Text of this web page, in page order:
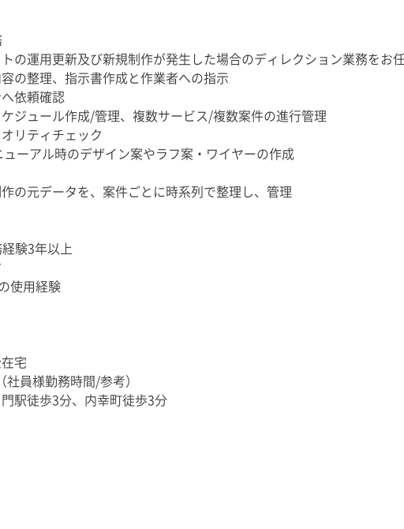
の運用更新及び新規制作が発生した場合のディレクション業務をお
の整理、指示書作成と作業者への指示
依頼確認
ジュール作成/管理、複数サービス/複数案件の進行管理
リティチェック
ーアル時のデザイン案やラフ案・ワイヤーの作成
の元データを、案件ごとに時系列で整理し、管理
験3年以上
使用経験
宅
社員様勤務時間/参考）
駅徒歩3分、内幸町徒歩3分